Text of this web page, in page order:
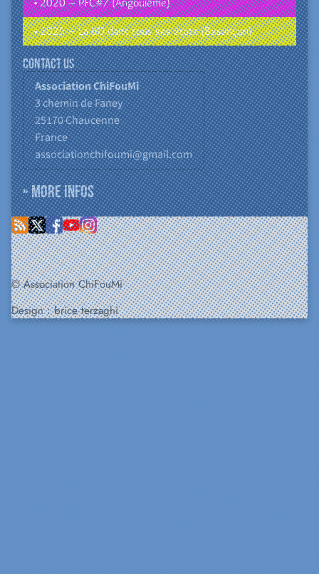
• 2025 – La BD dans tous ses états (Besançon)
Contact us
Association ChiFouMi
3 chemin de Faney
25170Chaucenne
France
associationchifoumi@gmail.com
» More infos
© Association ChiFouMi
Design :brice terzaghi